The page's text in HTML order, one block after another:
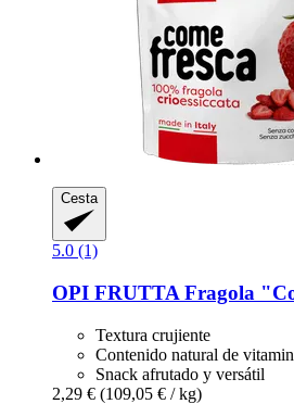
Cesta
5.0 (1)
OPI FRUTTA Fragola
Textura crujiente
Contenido natural de
Snack afrutado y versátil
2,29 € (109,05 € / kg)